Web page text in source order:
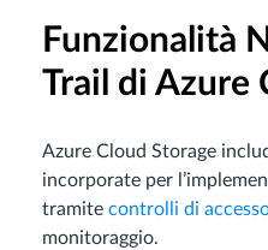
Funzionalità
Trail di Azure
Azure Cloud Storage
incorporate per
tramite controlli di
monitoraggio.